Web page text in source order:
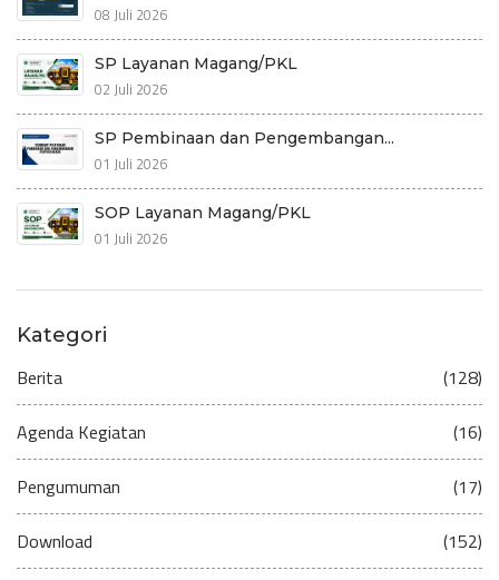
08 Juli 2026
SP Layanan Magang/PKL
02 Juli 2026
SP Pembinaan dan Pengembangan...
01 Juli 2026
SOP Layanan Magang/PKL
01 Juli 2026
Kategori
Berita (128)
Agenda Kegiatan (16)
Pengumuman (17)
Download (152)